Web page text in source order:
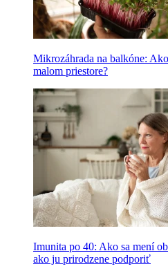
Mikrozáhrada na balkóne:
malom priestore?
Imunita po 40: Ako sa mení
ako ju prirodzene podporiť